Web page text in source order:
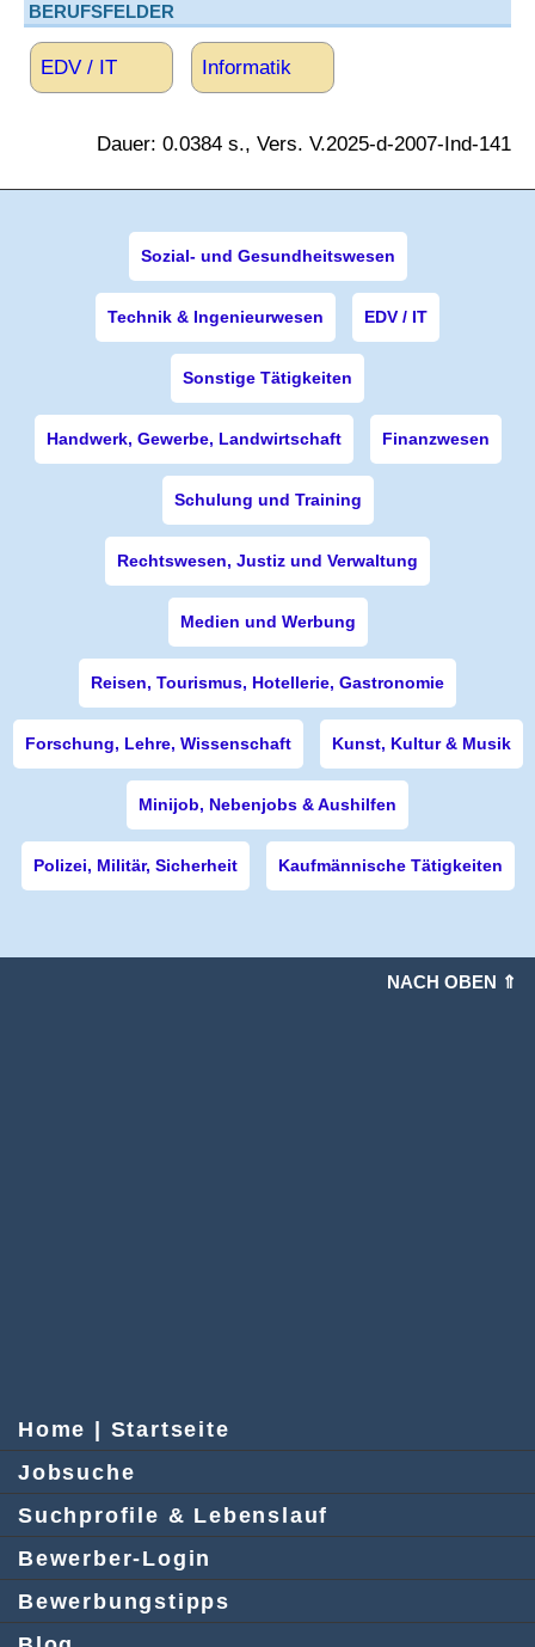
BERUFSFELDER
EDV / IT Informatik
Dauer: 0.0384 s., Vers. V.2025-d-2007-Ind-141
Sozial- und Gesundheitswesen
Technik & Ingenieurwesen EDV / IT
Sonstige Tätigkeiten
Handwerk, Gewerbe, Landwirtschaft Finanzwesen
Schulung und Training
Rechtswesen, Justiz und Verwaltung
Medien und Werbung
Reisen, Tourismus, Hotellerie, Gastronomie
Forschung, Lehre, Wissenschaft Kunst, Kultur & Musik
Minijob, Nebenjobs & Aushilfen
Polizei, Militär, Sicherheit Kaufmännische Tätigkeiten
NACH OBEN ⇑
Home | Startseite
Jobsuche
Suchprofile & Lebenslauf
Bewerber-Login
Bewerbungstipps